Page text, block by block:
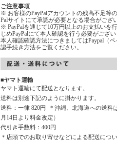
ご注意事項
※ お客様のPayPalアカウントの残高不足等
Palサイトにて承認が必要となる場合がござ
※ PayPalを通じて10万円以上のお支払いを
じめPayPalにて本人確認を行う必要がござい
本人確認確認方法につきましてはPaypal（
認手続き方法をご覧ください。
■ヤマト運輸
ヤマト運輸にて配送となります。
送料は別途下記のように掛かります。
送料：一律 820円 ＊沖縄、北海道への送料
月14日より料金改定）
代引き手数料：400円
＊店頭でのお取り寄せなどによる配送につ